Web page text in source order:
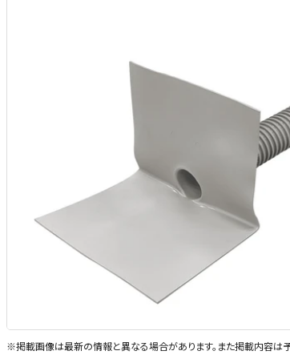
※掲載画像は最新の情報と異なる場合があります。また掲載内容は